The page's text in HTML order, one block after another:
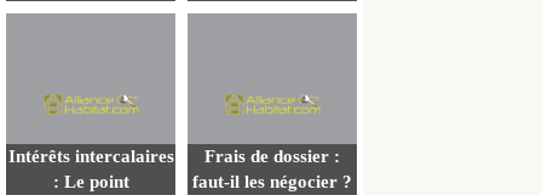
Intérêts intercalaires
: Le point
Frais de dossier :
faut-il les négocier ?